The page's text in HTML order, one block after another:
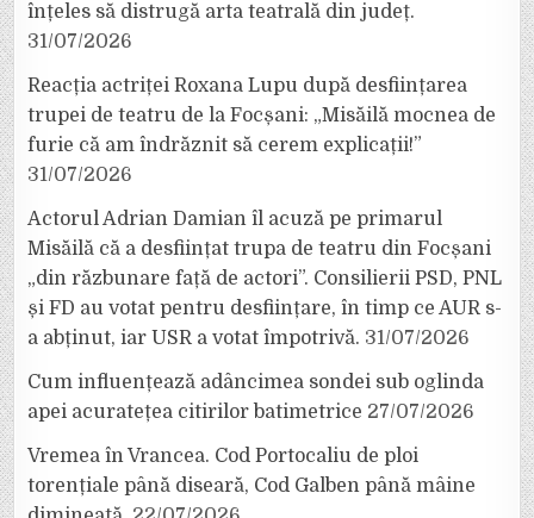
înțeles să distrugă arta teatrală din județ.
31/07/2026
Reacția actriței Roxana Lupu după desființarea
trupei de teatru de la Focșani: „Misăilă mocnea de
furie că am îndrăznit să cerem explicații!”
31/07/2026
Actorul Adrian Damian îl acuză pe primarul
Misăilă că a desființat trupa de teatru din Focșani
„din răzbunare față de actori”. Consilierii PSD, PNL
și FD au votat pentru desființare, în timp ce AUR s-
a abținut, iar USR a votat împotrivă. 31/07/2026
Cum influențează adâncimea sondei sub oglinda
apei acuratețea citirilor batimetrice 27/07/2026
Vremea în Vrancea. Cod Portocaliu de ploi
torențiale până diseară, Cod Galben până mâine